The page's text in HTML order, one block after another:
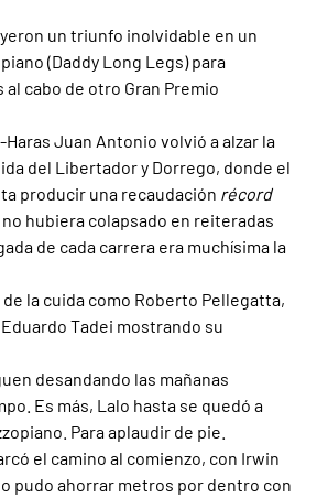
un triunfo inolvidable en un
(Daddy Long Legs) para
cabo de otro Gran Premio
Juan Antonio volvió a alzar la
del Libertador y Dorrego, donde el
producir una recaudación récord
hubiera colapsado en reiteradas
de cada carrera era muchísima la
la cuida como Roberto Pellegatta,
Tadei mostrando su
desandando las mañanas
Es más, Lalo hasta se quedó a
Para aplaudir de pie.
el camino al comienzo, con Irwin
pudo ahorrar metros por dentro con